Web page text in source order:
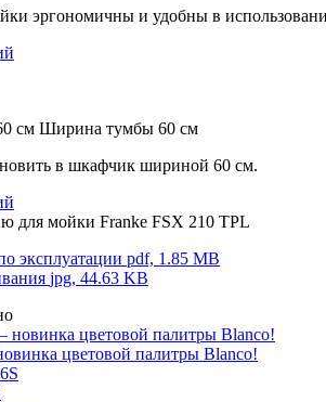
эргономичны и удобны в
Ширина тумбы 60 см
в шкафчик шириной 60 см.
для мойки Franke FSX 210 TPL
эксплуатации pdf, 1.85 MB
jpg, 44.63 KB
цветовой палитры Blanco!